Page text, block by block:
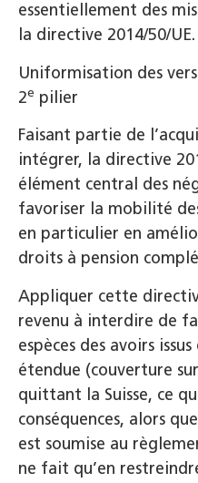
essentiellement des
la directive 2014/50/UE.
Uniformisation des
2e pilier
Faisant partie de
intégrer, la directive
élément central des
favoriser la mobilité
en particulier en
droits à pension
Appliquer cette
revenu à interdire de
espèces des avoirs
étendue (couverture
quittant la Suisse, ce
conséquences, alors
est soumise au
ne fait qu’en